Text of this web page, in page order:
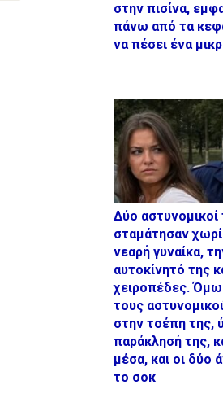
στην πισίνα,
πάνω από τα
να πέσει ένα
Δύο αστυνομικοί
σταμάτησαν
νεαρή γυναίκα,
αυτοκίνητό της
χειροπέδες.
τους
στην τσέπη της,
παράκλησή της,
μέσα, και οι δύο
το σοκ